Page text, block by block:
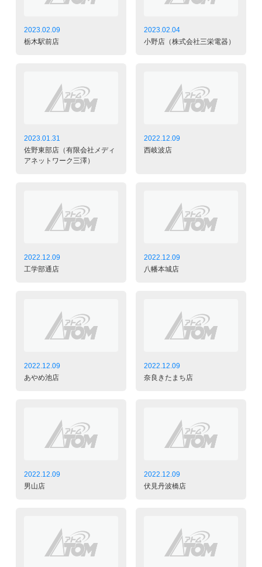
2023.02.09
栃木駅前店
2023.02.04
小野店（株式会社三栄電器）
2023.01.31
佐野東部店（有限会社メディ
アネットワーク三澤）
2022.12.09
西岐波店
2022.12.09
工学部通店
2022.12.09
八幡本城店
2022.12.09
あやめ池店
2022.12.09
奈良きたまち店
2022.12.09
男山店
2022.12.09
伏見丹波橋店